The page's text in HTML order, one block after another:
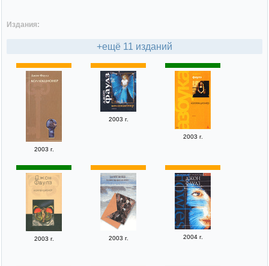
Издания:
+ещё 11 изданий
2003 г.
2003 г.
2003 г.
2003 г. 2003 г. 2004 г.